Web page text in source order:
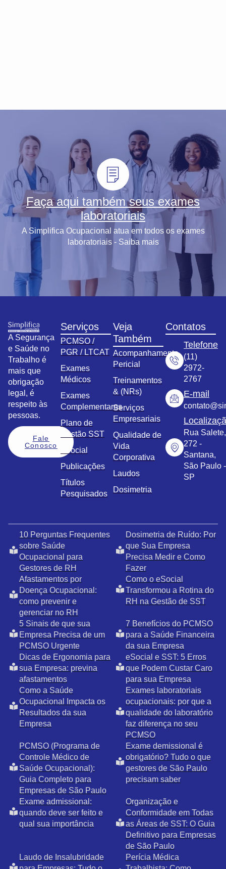
Faça aqui também seus exames
laboratoriais
A Simplifica Ocupacional atua em todos os exames
laboratoriais - Saiba mais
A Segurança
e Saúde no
Trabalho é
mais que
obrigação
legal, é
respeito às
pessoas.
Fale
Conosco
Serviços
PCMSO /
PGR / LTCAT
Exames
Médicos
Exames
Complementares
Plano de
Gestão SST
eSocial
Publicações
Títulos
Pesquisados
Veja
Também
Acompanhamento
Pericial
Treinamentos
& (NRs)
Serviços
Empresariais
Qualidade de
Vida
Corporativa
Laudos
Dosimetria
Contatos
Telefone
(11)
2972-
2767
E-mail
Rua Salete,
272 -
Santana,
São Paulo -
SP
10 Perguntas Frequentes
sobre Saúde
Ocupacional para
Gestores de RH
Dosimetria de Ruído: Por
que Sua Empresa
Precisa Medir e Como
Fazer
Afastamentos por
Doença Ocupacional:
como prevenir e
gerenciar no RH
Como o eSocial
Transformou a Rotina do
RH na Gestão de SST
5 Sinais de que sua
Empresa Precisa de um
PCMSO Urgente
7 Benefícios do PCMSO
para a Saúde Financeira
da sua Empresa
Dicas de Ergonomia para
sua Empresa: previna
afastamentos
eSocial e SST: 5 Erros
que Podem Custar Caro
para sua Empresa
Como a Saúde
Ocupacional Impacta os
Resultados da sua
Empresa
Exames laboratoriais
ocupacionais: por que a
qualidade do laboratório
faz diferença no seu
PCMSO
PCMSO (Programa de
Controle Médico de
Saúde Ocupacional):
Guia Completo para
Empresas de São Paulo
Exame demissional é
obrigatório? Tudo o que
gestores de São Paulo
precisam saber
Exame admissional:
quando deve ser feito e
qual sua importância
Organização e
Conformidade em Todas
as Áreas de SST: O Guia
Definitivo para Empresas
de São Paulo
Laudo de Insalubridade
Perícia Médica